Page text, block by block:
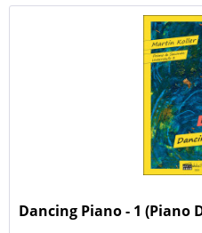
Dancing Piano - 1 (Piano